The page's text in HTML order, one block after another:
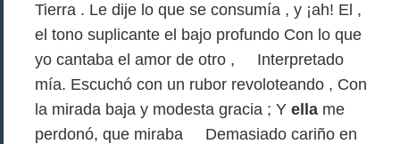
Tierra . Le dije lo que se consumía , y ¡ah! El ,
el tono suplicante el bajo profundo Con lo que
yo cantaba el amor de otro , Interpretado
mía. Escuchó con un rubor revoloteando , Con
la mirada baja y modesta gracia ; Y ella me
perdonó, que miraba Demasiado cariño en